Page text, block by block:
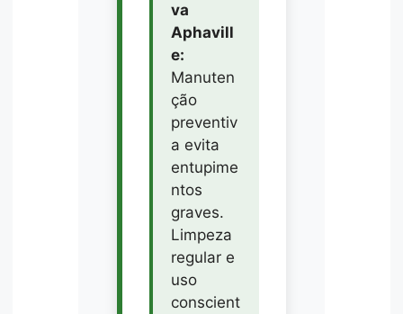
va
Aphavill
e:
Manuten
ção
preventiv
a evita
entupime
ntos
graves.
Limpeza
regular e
uso
conscient